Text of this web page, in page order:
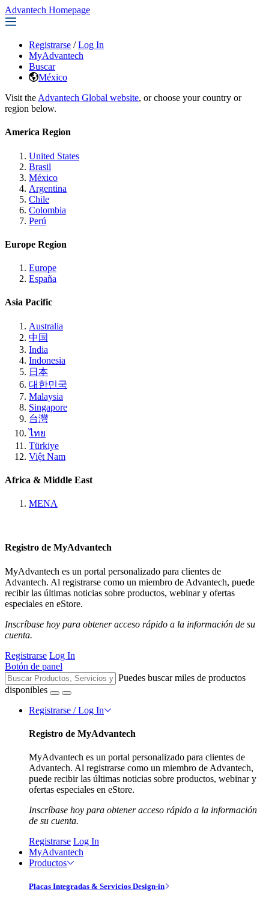
Advantech Homepage
Registrarse / Log In
MyAdvantech
Buscar
México
Visit the Advantech Global website, or choose your country or
region below.
America Region
United States
Brasil
México
Argentina
Chile
Colombia
Perú
Europe Region
Europe
España
Asia Pacific
Australia
中国
India
Indonesia
日本
대한민국
Malaysia
Singapore
台灣
ไทย
Türkiye
Việt Nam
Africa & Middle East
MENA
Registro de MyAdvantech
MyAdvantech es un portal personalizado para clientes de
Advantech. Al registrarse como un miembro de Advantech, puede
recibir las últimas noticias sobre productos, webinar y ofertas
especiales en eStore.
Inscríbase hoy para obtener acceso rápido a la información de su
cuenta.
Registrarse Log In
Botón de panel
Puedes buscar miles de productos
disponibles
Registrarse / Log In
Registro de MyAdvantech
MyAdvantech es un portal personalizado para clientes de
Advantech. Al registrarse como un miembro de Advantech,
puede recibir las últimas noticias sobre productos, webinar y
ofertas especiales en eStore.
Inscríbase hoy para obtener acceso rápido a la información
de su cuenta.
Registrarse Log In
MyAdvantech
Productos
Placas Integradas & Servicios Design-in